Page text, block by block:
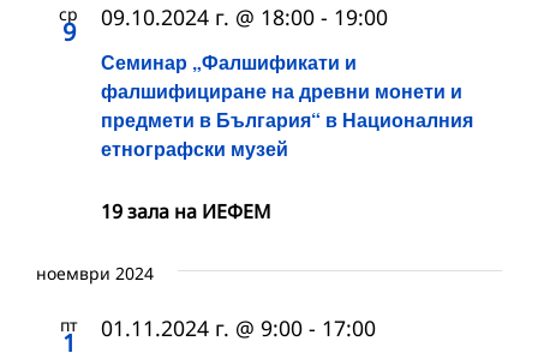
ср
9
Семинар „Фалшификати и
фалшифициране на древни монети и
предмети в България“ в Националния
етнографски музей
09.10.2024 г. @ 18:00 - 19:00
19 зала на ИЕФЕМ
ноември 2024
пт
1 01.11.2024 г. @ 9:00 - 17:00